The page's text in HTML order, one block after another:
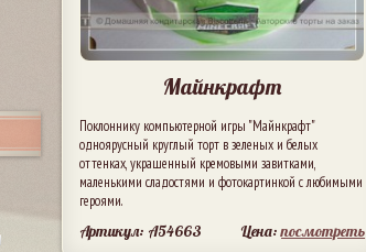
Майнкрафт
Поклоннику компьютерной игры "Майнкрафт"
одноярусный круглый торт в зеленых и белых
оттенках, украшенный кремовыми завитками,
маленькими сладостями и фотокартинкой с любимыми
героями.
Артикул: A54663 Цена:посмотреть